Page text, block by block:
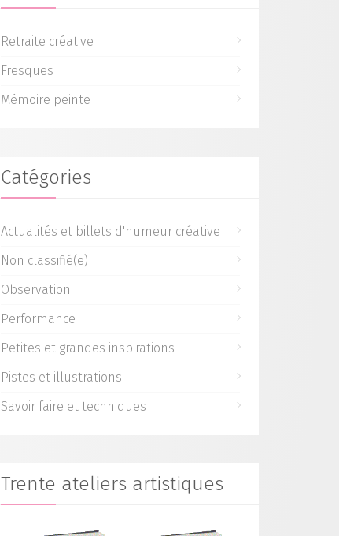
Retraite créative
Fresques
Mémoire peinte
Catégories
Actualités et billets d'humeur créative
Non classifié(e)
Observation
Performance
Petites et grandes inspirations
Pistes et illustrations
Savoir faire et techniques
Trente ateliers artistiques